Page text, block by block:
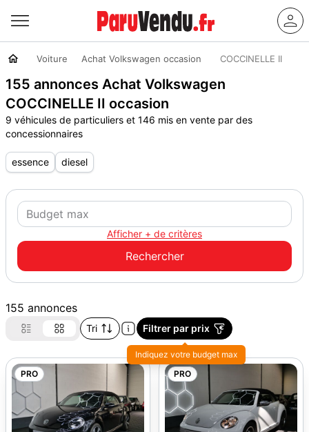
Voiture Achat Volkswagen occasion COCCINELLE II
155 annonces Achat Volkswagen
COCCINELLE II occasion
9 véhicules de particuliers et 146 mis en vente par des
concessionnaires
essence diesel
Afficher + de critères
155 annonces
Tri Filtrer par prix
Indiquez votre budget max
PRO
PRO